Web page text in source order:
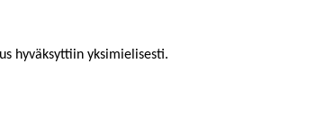
hyväksyttiin yksimielisesti.